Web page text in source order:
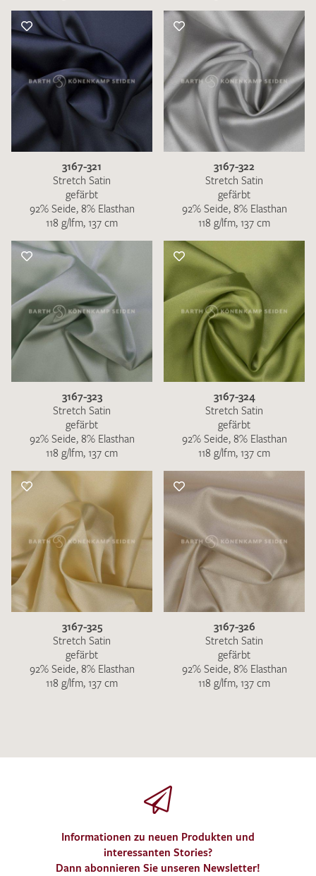
3167-321
Stretch Satin
gefärbt
92% Seide, 8% Elasthan
118 g/lfm, 137 cm
3167-322
Stretch Satin
gefärbt
92% Seide, 8% Elasthan
118 g/lfm, 137 cm
3167-323
Stretch Satin
gefärbt
92% Seide, 8% Elasthan
118 g/lfm, 137 cm
3167-324
Stretch Satin
gefärbt
92% Seide, 8% Elasthan
118 g/lfm, 137 cm
3167-325
Stretch Satin
gefärbt
92% Seide, 8% Elasthan
118 g/lfm, 137 cm
3167-326
Stretch Satin
gefärbt
92% Seide, 8% Elasthan
118 g/lfm, 137 cm
Informationen zu neuen Produkten und
interessanten Stories?
Dann abonnieren Sie unseren Newsletter!